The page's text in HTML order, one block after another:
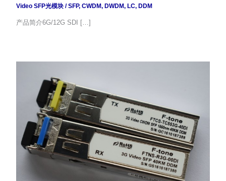
Video SFP光模块/SFP, CWDM, DWDM, LC, DDM
产品简介6G/12G SDI […]